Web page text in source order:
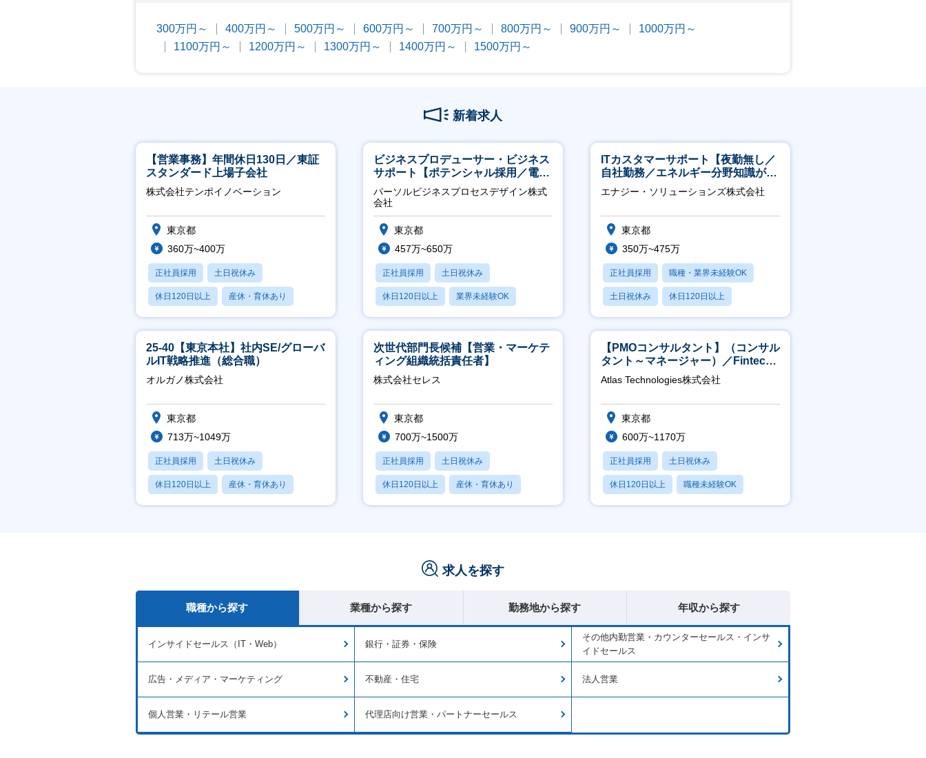
300万円～ 400万円～ 500万円～ 600万円～ 700万円～ 800万円～ 900万円～
1000万円～
1100万円～
1200万円～ 1300万円～ 1400万円～ 1500万円～
新着求人
【営業事務】年間休日130日／東証
スタンダード上場子会社
株式会社テンポイノベーション
東京都
360万~400万
正社員採用 土日祝休み
休日120日以上 産休・育休あり
賞与あり
ビジネスプロデューサー・ビジネス
サポート【ポテンシャル採用／電
力・ガス等の民間向けプロジェクト
推進】
パーソルビジネスプロセスデザイン株式
会社
東京都
457万~650万
正社員採用 土日祝休み
休日120日以上 業界未経験OK
産休・育休あり
ITカスタマーサポート【夜勤無し／
自社勤務／エネルギー分野知識が身
につきます】
エナジー・ソリューションズ株式会社
東京都
350万~475万
正社員採用 職種・業界未経験OK
土日祝休み 休日120日以上
産休・育休あり
25-40【東京本社】社内SE/グローバ
ルIT戦略推進（総合職）
オルガノ株式会社
東京都
713万~1049万
正社員採用 土日祝休み
休日120日以上 産休・育休あり
月残業20時間以内
次世代部門長候補【営業・マーケテ
ィング組織統括責任者】
株式会社セレス
東京都
700万~1500万
正社員採用 土日祝休み
休日120日以上 産休・育休あり
賞与あり
【PMOコンサルタント】（コンサル
タント～マネージャー）／Fintech
領域／設立5年弱で上場
Atlas Technologies株式会社
東京都
600万~1170万
正社員採用 土日祝休み
休日120日以上 職種未経験OK
産休・育休あり
求人を探す
職種から探す 業種から探す 勤務地から探す 年収から探す
インサイドセールス（IT・Web） 銀行・証券・保険
その他内勤営業・カウンターセールス・インサ
イドセールス
広告・メディア・マーケティング 不動産・住宅 法人営業
個人営業・リテール営業 代理店向け営業・パートナーセールス